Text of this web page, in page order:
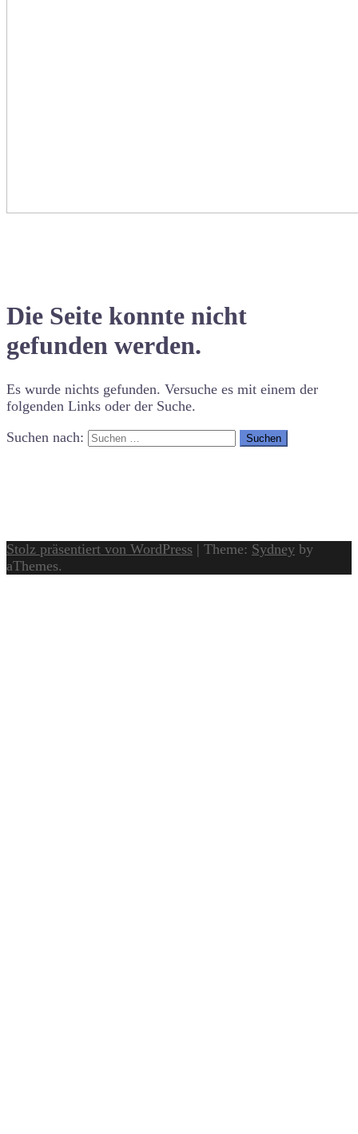
Die Seite konnte nicht
gefunden werden.
Es wurde nichts gefunden. Versuche es mit einem der
folgenden Links oder der Suche.
Suchen nach:
Stolz präsentiert von WordPress | Theme: Sydney by
aThemes.